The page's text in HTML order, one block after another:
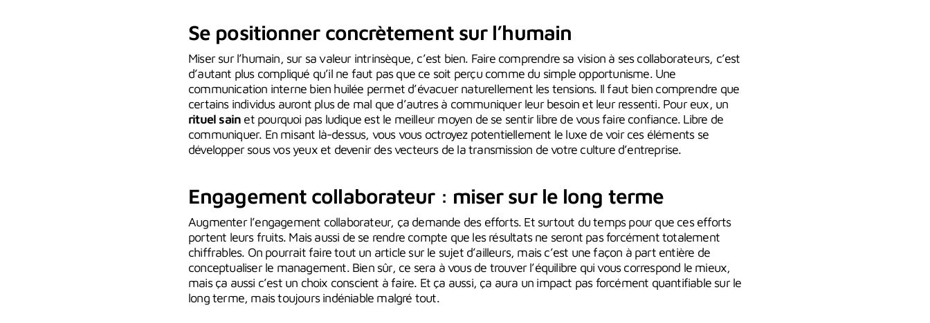
Se positionner concrètement sur l’humain
Miser sur l’humain, sur sa valeur intrinsèque, c’est bien. Faire comprendre sa vision à ses collaborateurs, c’est
d’autant plus compliqué qu’il ne faut pas que ce soit perçu comme du simple opportunisme. Une
communication interne bien huilée permet d’évacuer naturellement les tensions. Il faut bien comprendre que
certains individus auront plus de mal que d’autres à communiquer leur besoin et leur ressenti. Pour eux, un
rituel sain et pourquoi pas ludique est le meilleur moyen de se sentir libre de vous faire confiance. Libre de
communiquer. En misant là-dessus, vous vous octroyez potentiellement le luxe de voir ces éléments se
développer sous vos yeux et devenir des vecteurs de la transmission de votre culture d’entreprise.
Engagement collaborateur : miser sur le long terme
Augmenter l’engagement collaborateur, ça demande des efforts. Et surtout du temps pour que ces efforts
portent leurs fruits. Mais aussi de se rendre compte que les résultats ne seront pas forcément totalement
chiffrables. On pourrait faire tout un article sur le sujet d’ailleurs, mais c’est une façon à part entière de
conceptualiser le management. Bien sûr, ce sera à vous de trouver l’équilibre qui vous correspond le mieux,
mais ça aussi c’est un choix conscient à faire. Et ça aussi, ça aura un impact pas forcément quantifiable sur le
long terme, mais toujours indéniable malgré tout.